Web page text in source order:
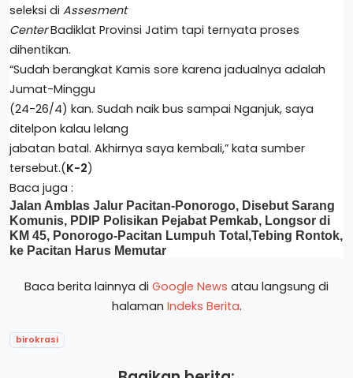
seleksi di Assesment
CenterBadiklat Provinsi Jatim tapi ternyata proses
dihentikan.
“Sudah berangkat Kamis sore karena jadualnya adalah
Jumat-Minggu
(24-26/4) kan. Sudah naik bus sampai Nganjuk, saya
ditelpon kalau lelang
jabatan batal. Akhirnya saya kembali,” kata sumber
tersebut.(K-2)
Baca juga :
Jalan Amblas Jalur Pacitan-Ponorogo, Disebut Sarang
Komunis, PDIP Polisikan Pejabat Pemkab, Longsor di
KM 45, Ponorogo-Pacitan Lumpuh Total ,Tebing Rontok,
ke Pacitan Harus Memutar
Baca berita lainnya di Google News atau langsung di
halaman Indeks Berita.
birokrasi